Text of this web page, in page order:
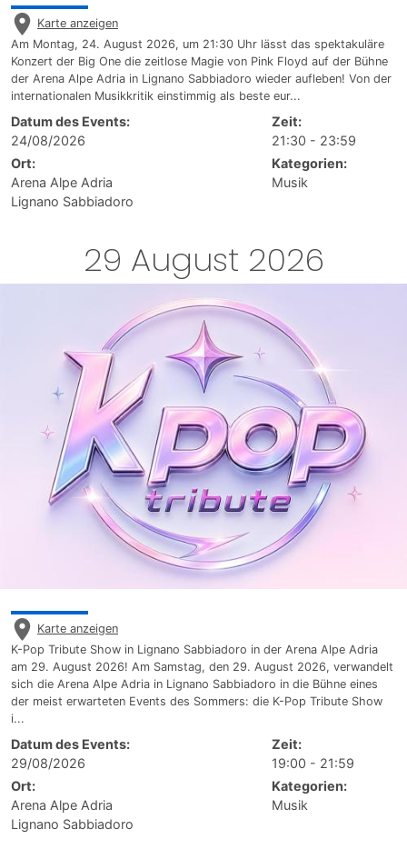
Karte anzeigen
Am Montag, 24. August 2026, um 21:30 Uhr lässt das spektakuläre
Konzert der Big One die zeitlose Magie von Pink Floyd auf der Bühne
der Arena Alpe Adria in Lignano Sabbiadoro wieder aufleben! Von der
internationalen Musikkritik einstimmig als beste eur...
Datum des Events:
24/08/2026
Zeit:
21:30 - 23:59
Ort:
Arena Alpe Adria
Lignano Sabbiadoro
Kategorien:
Musik
29 August 2026
Karte anzeigen
K-Pop Tribute Show in Lignano Sabbiadoro in der Arena Alpe Adria
am 29. August 2026! Am Samstag, den 29. August 2026, verwandelt
sich die Arena Alpe Adria in Lignano Sabbiadoro in die Bühne eines
der meist erwarteten Events des Sommers: die K-Pop Tribute Show
i...
Datum des Events:
29/08/2026
Zeit:
19:00 - 21:59
Ort:
Arena Alpe Adria
Lignano Sabbiadoro
Kategorien:
Musik